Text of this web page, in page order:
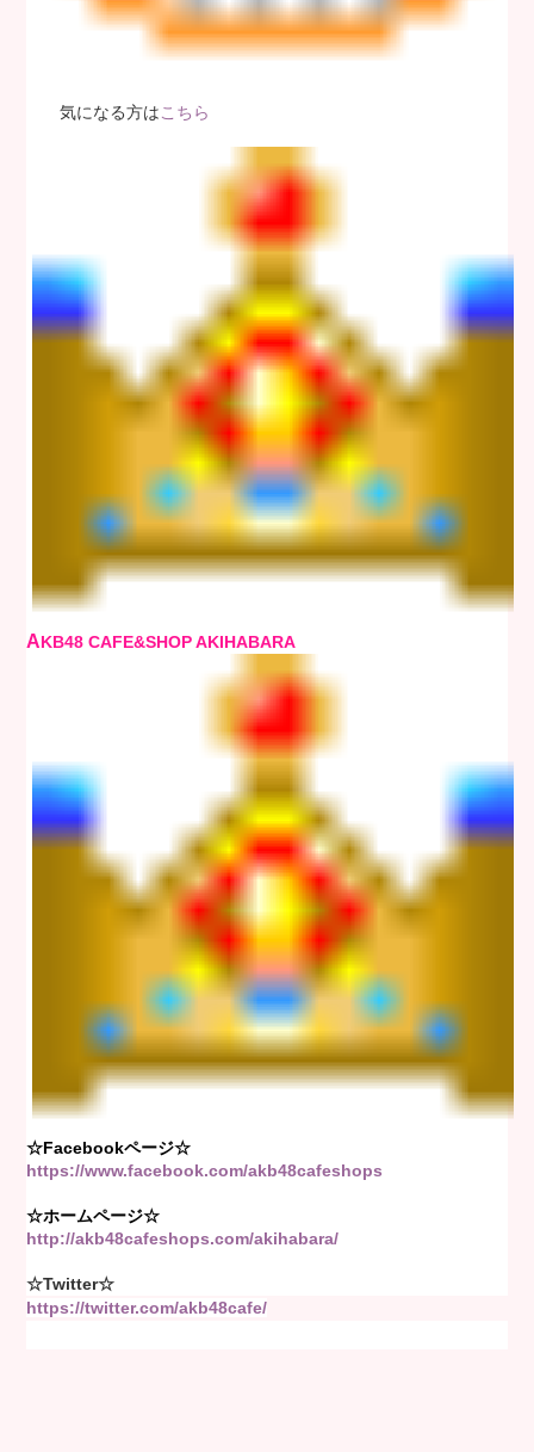
気になる方は こちら
A KB48 CAFE&SHOP AKIHABARA
☆Facebookページ☆
https://www.facebook.com/akb48cafeshops
☆ホームページ☆
http://akb48cafeshops.com/akihabara/
☆Twitter☆
https://twitter.com/akb48cafe/